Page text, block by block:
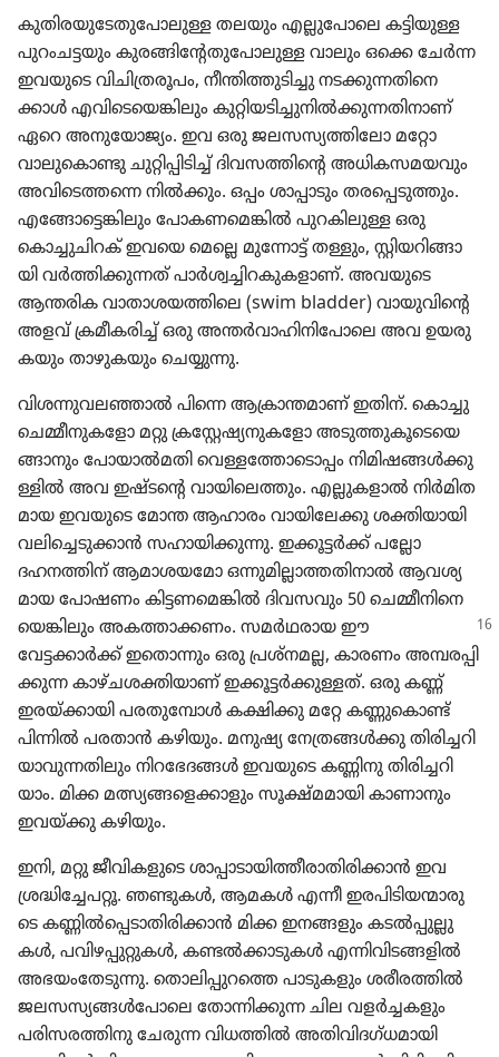
കുതി​ര​യു​ടേ​തു​പോ​ലുള്ള തലയും എല്ലു​പോ​ലെ കട്ടിയുള്ള
പുറം​ച​ട്ട​യും കുരങ്ങി​ന്റേ​തു​പോ​ലുള്ള വാലും ഒക്കെ ചേർന്ന
ഇവയുടെ വിചി​ത്ര​രൂ​പം, നീന്തി​ത്തു​ടി​ച്ചു നടക്കു​ന്ന​തി​നെ​
ക്കാൾ എവി​ടെ​യെ​ങ്കി​ലും കുറ്റി​യ​ടി​ച്ചു​നിൽക്കു​ന്ന​തി​നാണ്‌
ഏറെ അനു​യോ​ജ്യം. ഇവ ഒരു ജലസസ്യ​ത്തി​ലോ മറ്റോ
വാലു​കൊ​ണ്ടു ചുറ്റി​പ്പി​ടിച്ച്‌ ദിവസ​ത്തി​ന്റെ അധിക​സ​മ​യ​വും
അവി​ടെ​ത്തന്നെ നിൽക്കും. ഒപ്പം ശാപ്പാ​ടും തരപ്പെ​ടു​ത്തും.
എങ്ങോ​ട്ടെ​ങ്കി​ലും പോക​ണ​മെ​ങ്കിൽ പുറകി​ലുള്ള ഒരു
കൊച്ചു​ചി​റക്‌ ഇവയെ മെല്ലെ മുന്നോട്ട്‌ തള്ളും, സ്റ്റിയറി​ങ്ങാ​
യി വർത്തി​ക്കു​ന്നത്‌ പാർശ്വ​ച്ചി​റ​കു​ക​ളാണ്‌. അവയുടെ
ആന്തരിക വാതാ​ശ​യ​ത്തി​ലെ (swim bladder) വായു​വി​ന്റെ
അളവ്‌ ക്രമീ​ക​രിച്ച്‌ ഒരു അന്തർവാ​ഹി​നി​പോ​ലെ അവ ഉയരു​
ക​യും താഴു​ക​യും ചെയ്യുന്നു.
വിശന്നു​വ​ല​ഞ്ഞാൽ പിന്നെ ആക്രാ​ന്ത​മാണ്‌ ഇതിന്‌. കൊച്ചു​
ചെ​മ്മീ​നു​ക​ളോ മറ്റു ക്രസ്റ്റേ​ഷ്യ​നു​ക​ളോ അടുത്തു​കൂ​ടെ​യെ​
ങ്ങാ​നും പോയാൽമതി വെള്ള​ത്തോ​ടൊ​പ്പം നിമി​ഷ​ങ്ങൾക്കു​
ള്ളിൽ അവ ഇഷ്ടന്റെ വായി​ലെ​ത്തും. എല്ലുക​ളാൽ നിർമി​ത​
മായ ഇവയുടെ മോന്ത ആഹാരം വായി​ലേക്കു ശക്തിയാ​യി
വലി​ച്ചെ​ടു​ക്കാൻ സഹായി​ക്കു​ന്നു. ഇക്കൂട്ടർക്ക്‌ പല്ലോ
ദഹനത്തിന്‌ ആമാശ​യ​മോ ഒന്നുമി​ല്ലാ​ത്ത​തി​നാൽ ആവശ്യ​
മായ പോഷണം കിട്ടണ​മെ​ങ്കിൽ ദിവസ​വും 50 ചെമ്മീ​നി​നെ​
യെ​ങ്കി​ലും അകത്താ​ക്കണം. സമർഥ​രായ ഈ
വേട്ടക്കാർക്ക്‌ ഇതൊ​ന്നും ഒരു പ്രശ്‌നമല്ല, കാരണം അമ്പരപ്പി​
ക്കുന്ന കാഴ്‌ച​ശ​ക്തി​യാണ്‌ ഇക്കൂട്ടർക്കു​ള്ളത്‌. ഒരു കണ്ണ്‌
ഇരയ്‌ക്കാ​യി പരതു​മ്പോൾ കക്ഷിക്കു മറ്റേ കണ്ണു​കൊണ്ട്‌
പിന്നിൽ പരതാൻ കഴിയും. മനുഷ്യ നേത്ര​ങ്ങൾക്കു തിരി​ച്ച​റി​
യാ​വു​ന്ന​തി​ലും നിറ​ഭേ​ദങ്ങൾ ഇവയുടെ കണ്ണിനു തിരി​ച്ച​റി​
യാം. മിക്ക മത്സ്യങ്ങ​ളെ​ക്കാ​ളും സൂക്ഷ്‌മ​മാ​യി കാണാ​നും
ഇവയ്‌ക്കു കഴിയും.
ഇനി, മറ്റു ജീവി​ക​ളു​ടെ ശാപ്പാ​ടാ​യി​ത്തീ​രാ​തി​രി​ക്കാൻ ഇവ
ശ്രദ്ധി​ച്ചേ​പറ്റൂ. ഞണ്ടുകൾ, ആമകൾ എന്നീ ഇരപി​ടി​യ​ന്മാ​രു​
ടെ കണ്ണിൽപ്പെ​ടാ​തി​രി​ക്കാൻ മിക്ക ഇനങ്ങളും കടൽപ്പു​ല്ലു​
കൾ, പവിഴ​പ്പു​റ്റു​കൾ, കണ്ടൽക്കാ​ടു​കൾ എന്നിവി​ട​ങ്ങ​ളിൽ
അഭയം​തേ​ടു​ന്നു. തൊലി​പ്പു​റത്തെ പാടു​ക​ളും ശരീര​ത്തിൽ
ജലസസ്യ​ങ്ങൾപോ​ലെ തോന്നി​ക്കുന്ന ചില വളർച്ച​ക​ളും
പരിസ​ര​ത്തി​നു ചേരുന്ന വിധത്തിൽ അതിവി​ദ​ഗ്‌ധ​മാ​യി